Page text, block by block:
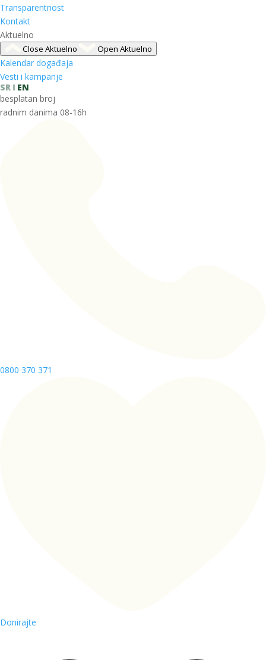
Transparentnost
Kontakt
Aktuelno
Close Aktuelno Open Aktuelno
Kalendar događaja
Vesti i kampanje
SR
EN
besplatan broj
radnim danima 08-16h
0800 370 371
Donirajte